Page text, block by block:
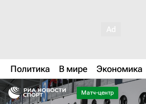
Политика В мире Экономика
Матч-центр